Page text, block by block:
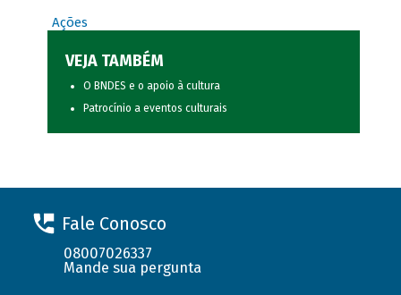
Ações
VEJA TAMBÉM
O BNDES e o apoio à cultura
Patrocínio a eventos culturais
Fale Conosco
08007026337
Mande sua pergunta